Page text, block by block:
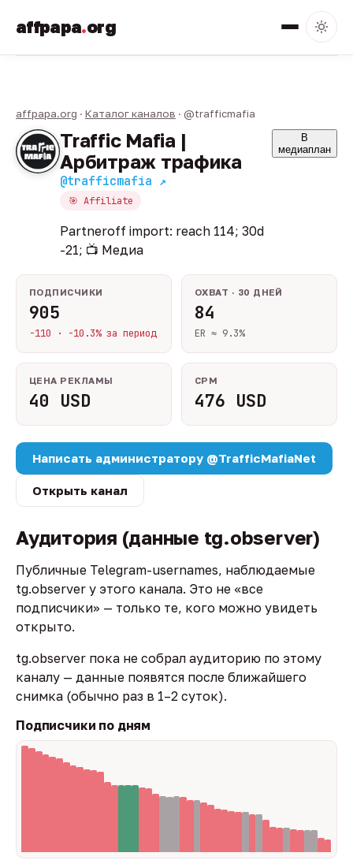
affpapa.org
affpapa.org · Каталог каналов · @trafficmafia
Traffic Mafia |
Арбитраж трафика
@trafficmafia ↗
🎯 Affiliate
Partneroff import: reach 114; 30d
-21; 📺 Медиа
В
медиаплан
ПОДПИСЧИКИ
905
-110 · -10.3% за период
ОХВАТ · 30 ДНЕЙ
84
ER ≈ 9.3%
ЦЕНА РЕКЛАМЫ
40 USD
CPM
476 USD
Написать администратору @TrafficMafiaNet
Открыть канал
Аудитория (данные tg.observer)
Публичные Telegram-usernames, наблюдаемые
tg.observer у этого канала. Это не «все
подписчики» — только те, кого можно увидеть
открыто.
tg.observer пока не собрал аудиторию по этому
каналу — данные появятся после ближайшего
снимка (обычно раз в 1–2 суток).
Подписчики по дням